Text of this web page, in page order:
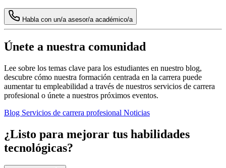
Habla con un/a asesor/a académico/a
Únete a nuestra comunidad
Lee sobre los temas clave para los estudiantes en nuestro blog,
descubre cómo nuestra formación centrada en la carrera puede
aumentar tu empleabilidad a través de nuestros servicios de carrera
profesional o únete a nuestros próximos eventos.
Blog Servicios de carrera profesional Noticias
¿Listo para mejorar tus habilidades
tecnológicas?